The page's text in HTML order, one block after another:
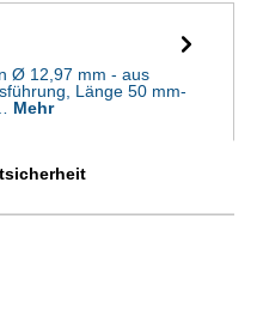
Ø 12,97 mm - aus
Länge 50 mm-
Mehr